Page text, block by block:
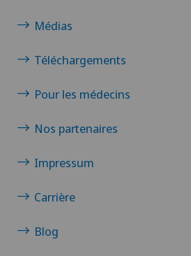
Médias
Téléchargements
Pour les médecins
Nos partenaires
Impressum
Carrière
Blog